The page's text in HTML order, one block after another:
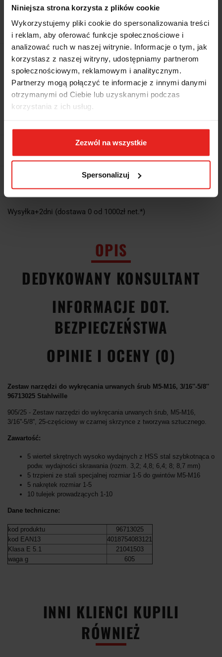
Niniejsza strona korzysta z plików cookie
Wykorzystujemy pliki cookie do spersonalizowania treści
i reklam, aby oferować funkcje społecznościowe i
analizować ruch w naszej witrynie. Informacje o tym, jak
korzystasz z naszej witryny, udostępniamy partnerom
społecznościowym, reklamowym i analitycznym.
Partnerzy mogą połączyć te informacje z innymi danymi
otrzymanymi od Ciebie lub uzyskanymi podczas
korzystania z ich usług.
Zezwól na wszystkie
Spersonalizuj
535.35
Najniższa cena z 30 dni przed promocją:479.75 590.09
Wysyłka w ciągu 48 godzin
Cena przesyłki 13.5
Dostępność Mało
4018754083121
Wysyłka+2dni (dostawa 0 od 1000zł net.*)
OPIS
DEDYKOWANY KONSULTANT
INFORMACJE DOT.
BEZPIECZEŃSTWA
OPINIE I OCENY (0)
Zestaw narzędzi do wykręcania urwanych śrub M5-M16, 3/16''-5/8''
96713025 Stahlwille
905/25 - Zestaw narzędzi do wykręcania urwanych śrub, M5-M16,
3/16''-5/8'', 25-częściowy w czarnej skrzynce z tworzywa sztucznego.
Zawartość:
5 wierteł skrętnych wysoko wydajnych z HSS stal szybkotnąca o
podw. wydajności skrawania (rozm. 3,2; 4,8; 6,4; 8; 8,7 mm)
5 trzpieni ze stali specjalnej rozmiar 1-5 do gwintów M5-M16
5 nakrętek rozmiar 1-5
10 tulejek prowadzących 1-10
Dane techniczne:
kod produktu
96713025
kod EAN13
4018754083121
Klasa E 5.1
21041503
waga g
605
INNI KLIENCI KUPILI
RÓWNIEŻ